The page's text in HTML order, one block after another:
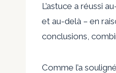
L’astuce a réussi
et au-delà – en
conclusions,
Comme l’a